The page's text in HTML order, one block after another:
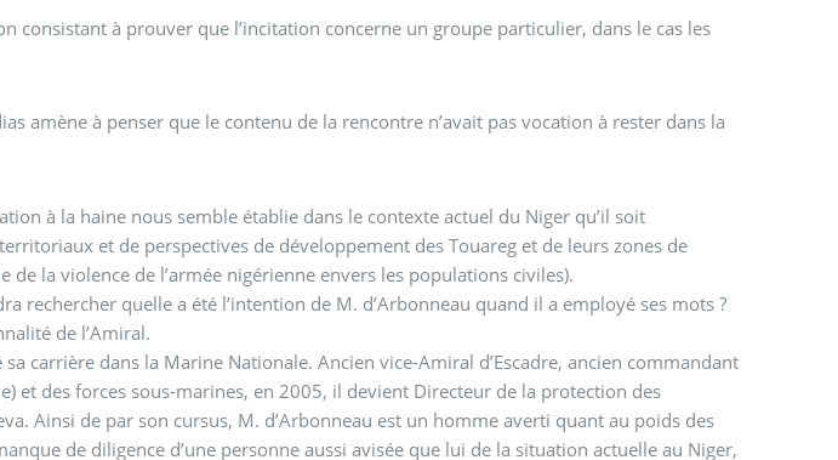
consistant à prouver que l’incitation concerne un groupe particulier, dans le cas les
amène à penser que le contenu de la rencontre n’avait pas vocation à rester dans la
à la haine nous semble établie dans le contexte actuel du Niger qu’il soit
et de perspectives de développement des Touareg et de leurs zones de
de la violence de l’armée nigérienne envers les populations civiles).
rechercher quelle a été l’intention de M. d’Arbonneau quand il a employé ses mots ?
de l’Amiral.
sa carrière dans la Marine Nationale. Ancien vice-Amiral d’Escadre, ancien commandant
et des forces sous-marines, en 2005, il devient Directeur de la protection des
Ainsi de par son cursus, M. d’Arbonneau est un homme averti quant au poids des
de diligence d’une personne aussi avisée que lui de la situation actuelle au Niger,